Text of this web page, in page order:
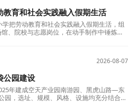
育和社会实践融入假期生活
把劳动教育和社会实践融入假期生活，组
、院校与志愿岗位，在动手制作中锤炼本
2026-08-07
公园建设
年建成空天产业园南游园、黑虎山路—东
园，选址、规模、风格、设施均充分结合周